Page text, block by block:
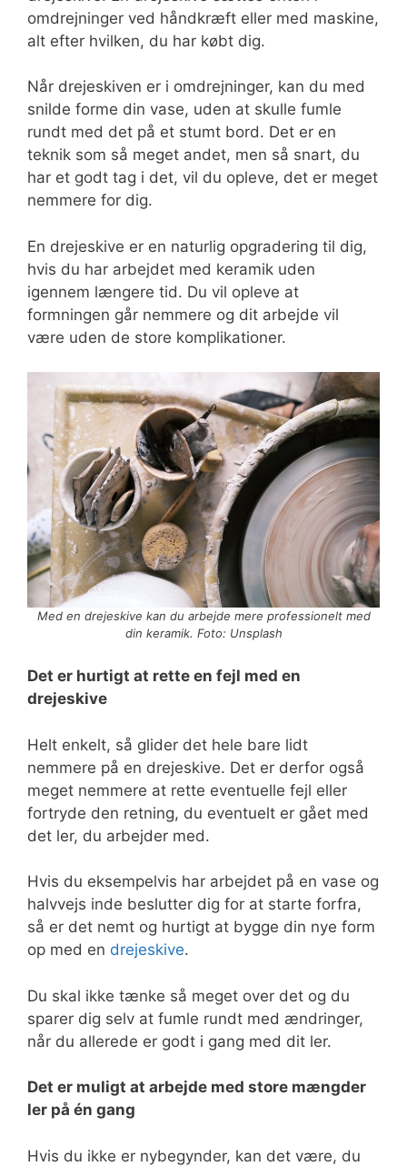
omdrejninger ved håndkræft eller med maskine,
alt efter hvilken, du har købt dig.
Når drejeskiven er i omdrejninger, kan du med
snilde forme din vase, uden at skulle fumle
rundt med det på et stumt bord. Det er en
teknik som så meget andet, men så snart, du
har et godt tag i det, vil du opleve, det er meget
nemmere for dig.
En drejeskive er en naturlig opgradering til dig,
hvis du har arbejdet med keramik uden
igennem længere tid. Du vil opleve at
formningen går nemmere og dit arbejde vil
være uden de store komplikationer.
Med en drejeskive kan du arbejde mere professionelt med
din keramik. Foto: Unsplash
Det er hurtigt at rette en fejl med en
drejeskive
Helt enkelt, så glider det hele bare lidt
nemmere på en drejeskive. Det er derfor også
meget nemmere at rette eventuelle fejl eller
fortryde den retning, du eventuelt er gået med
det ler, du arbejder med.
Hvis du eksempelvis har arbejdet på en vase og
halvvejs inde beslutter dig for at starte forfra,
så er det nemt og hurtigt at bygge din nye form
op med en drejeskive.
Du skal ikke tænke så meget over det og du
sparer dig selv at fumle rundt med ændringer,
når du allerede er godt i gang med dit ler.
Det er muligt at arbejde med store mængder
ler på én gang
Hvis du ikke er nybegynder, kan det være, du